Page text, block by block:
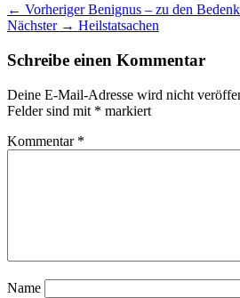
Beitragsnavigation
← Vorheriger Vorheriger
Beitrag:
Benignus – zu den
Nächster → Nächster
Heilstatsachen
Schreibe einen Kommentar
Deine E-Mail-Adresse wird nicht
Felder sind mit * markiert
Kommentar *
Name